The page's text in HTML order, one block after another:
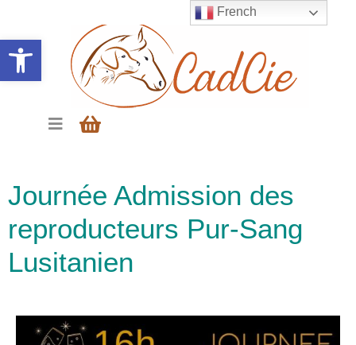
Ouvrir la barre d’outils
Journée Admission des
reproducteurs Pur-Sang
Lusitanien
French